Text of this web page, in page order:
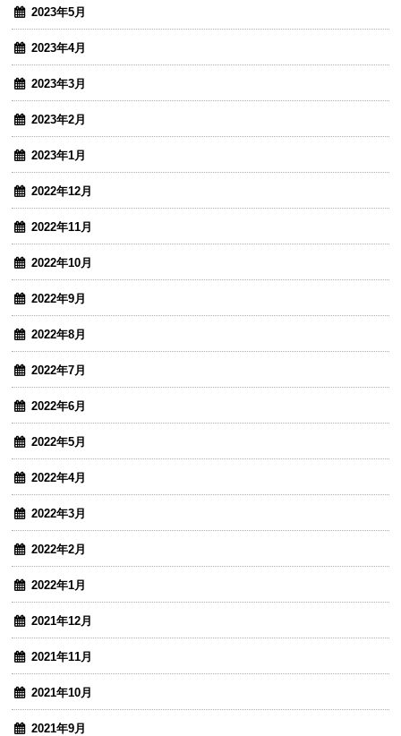
2023年5月
2023年4月
2023年3月
2023年2月
2023年1月
2022年12月
2022年11月
2022年10月
2022年9月
2022年8月
2022年7月
2022年6月
2022年5月
2022年4月
2022年3月
2022年2月
2022年1月
2021年12月
2021年11月
2021年10月
2021年9月